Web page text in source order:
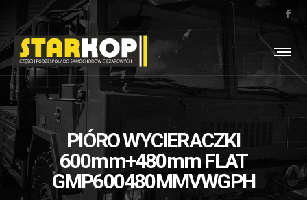
PIÓRO WYCIERACZKI
600mm+480mm FLAT
GMP600480MMVWGPH